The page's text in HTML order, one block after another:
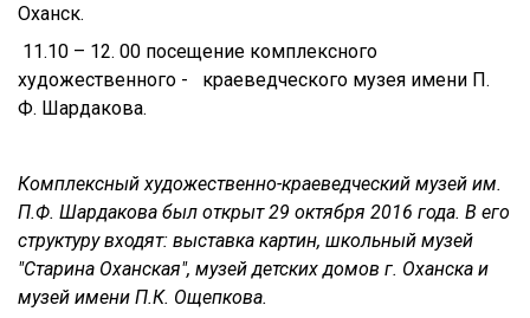
Оханск.
11.10 – 12. 00 посещение комплексного
художественного - краеведческого музея имени П.
Ф. Шардакова.
Комплексный художественно-краеведческий музей им.
П.Ф. Шардакова был открыт 29 октября 2016 года. В его
структуру входят: выставка картин, школьный музей
"Старина Оханская", музей детских домов г. Оханска и
музей имени П.К. Ощепкова.